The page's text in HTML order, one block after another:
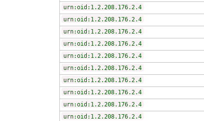
urn:oid:1.2.208.176.2.4
urn:oid:1.2.208.176.2.4
urn:oid:1.2.208.176.2.4
urn:oid:1.2.208.176.2.4
urn:oid:1.2.208.176.2.4
urn:oid:1.2.208.176.2.4
urn:oid:1.2.208.176.2.4
urn:oid:1.2.208.176.2.4
urn:oid:1.2.208.176.2.4
urn:oid:1.2.208.176.2.4